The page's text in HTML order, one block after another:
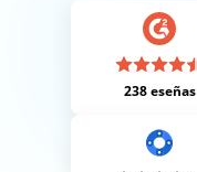
238 eseñas